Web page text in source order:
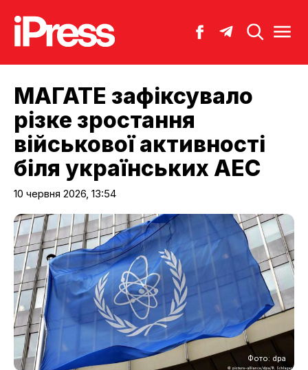
МАГАТЕ зафіксувало
різке зростання
військової активності
біля українських АЕС
10 червня 2026, 13:54
Фото: dpa